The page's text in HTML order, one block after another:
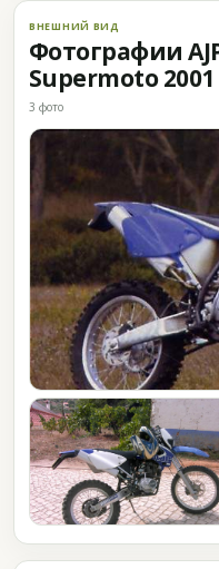
ВНЕШНИЙ ВИД
Фотографии
Supermoto 2001
3 фото